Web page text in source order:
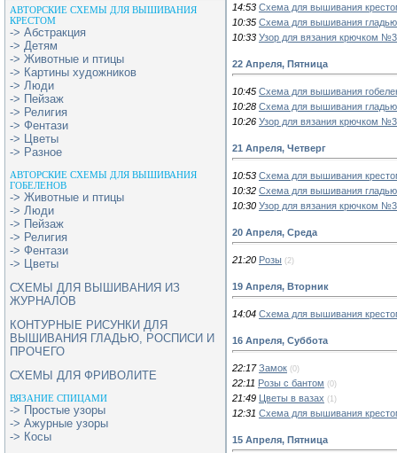
АВТОРСКИЕ СХЕМЫ ДЛЯ ВЫШИВАНИЯ
КРЕСТОМ
-> Абстракция
-> Детям
-> Животные и птицы
-> Картины художников
-> Люди
-> Пейзаж
-> Религия
-> Фентази
-> Цветы
-> Разное
АВТОРСКИЕ СХЕМЫ ДЛЯ ВЫШИВАНИЯ
ГОБЕЛЕНОВ
-> Животные и птицы
-> Люди
-> Пейзаж
-> Религия
-> Фентази
-> Цветы
СХЕМЫ ДЛЯ ВЫШИВАНИЯ ИЗ
ЖУРНАЛОВ
КОНТУРНЫЕ РИСУНКИ ДЛЯ
ВЫШИВАНИЯ ГЛАДЬЮ, РОСПИСИ И
ПРОЧЕГО
СХЕМЫ ДЛЯ ФРИВОЛИТЕ
ВЯЗАНИЕ СПИЦАМИ
-> Простые узоры
-> Ажурные узоры
-> Косы
14:53 Схема для вышивания
10:35 Схема для вышивания гладью
10:33 Узор для вязания крючком
22 Апреля, Пятница
10:45 Схема для вышивания
10:28 Схема для вышивания
10:26 Узор для вязания крючком
21 Апреля, Четверг
10:53 Схема для вышивания
10:32 Схема для вышивания
10:30 Узор для вязания крючком
20 Апреля, Среда
21:20 Розы (2)
19 Апреля, Вторник
14:04 Схема для вышивания
16 Апреля, Суббота
22:17 Замок (0)
22:11 Розы с бантом (0)
21:49 Цветы в вазах (1)
12:31 Схема для вышивания
15 Апреля, Пятница